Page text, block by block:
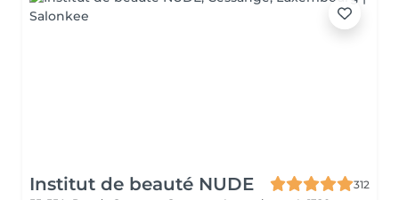
Institut de beauté NUDE
312